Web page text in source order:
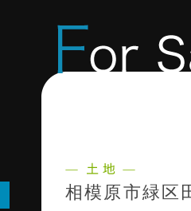
相模原市緑区